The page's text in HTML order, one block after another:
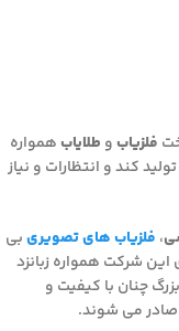
فلزیابو طلایابهمواره
کند و انتظارات و نیاز
، فلزیاب های تصویریبی
شرکت همواره زبانزد
چنان با کیفیت و